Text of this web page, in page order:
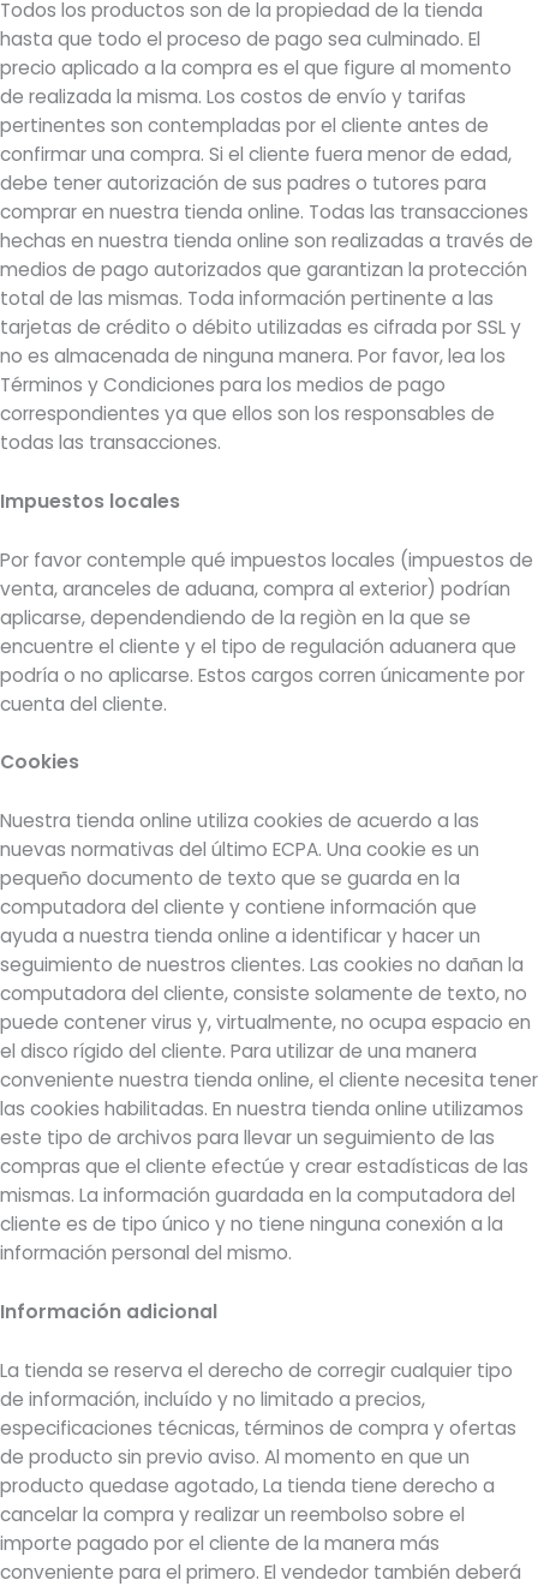
Todos los productos son de la propiedad de la tienda
hasta que todo el proceso de pago sea culminado. El
precio aplicado a la compra es el que figure al momento
de realizada la misma. Los costos de envío y tarifas
pertinentes son contempladas por el cliente antes de
confirmar una compra. Si el cliente fuera menor de edad,
debe tener autorización de sus padres o tutores para
comprar en nuestra tienda online. Todas las transacciones
hechas en nuestra tienda online son realizadas a través de
medios de pago autorizados que garantizan la protección
total de las mismas. Toda información pertinente a las
tarjetas de crédito o débito utilizadas es cifrada por SSL y
no es almacenada de ninguna manera. Por favor, lea los
Términos y Condiciones para los medios de pago
correspondientes ya que ellos son los responsables de
todas las transacciones.
Impuestos locales
Por favor contemple qué impuestos locales (impuestos de
venta, aranceles de aduana, compra al exterior) podrían
aplicarse, dependendiendo de la regiòn en la que se
encuentre el cliente y el tipo de regulación aduanera que
podría o no aplicarse. Estos cargos corren únicamente por
cuenta del cliente.
Cookies
Nuestra tienda online utiliza cookies de acuerdo a las
nuevas normativas del último ECPA. Una cookie es un
pequeño documento de texto que se guarda en la
computadora del cliente y contiene información que
ayuda a nuestra tienda online a identificar y hacer un
seguimiento de nuestros clientes. Las cookies no dañan la
computadora del cliente, consiste solamente de texto, no
puede contener virus y, virtualmente, no ocupa espacio en
el disco rígido del cliente. Para utilizar de una manera
conveniente nuestra tienda online, el cliente necesita tener
las cookies habilitadas. En nuestra tienda online utilizamos
este tipo de archivos para llevar un seguimiento de las
compras que el cliente efectúe y crear estadísticas de las
mismas. La información guardada en la computadora del
cliente es de tipo único y no tiene ninguna conexión a la
información personal del mismo.
Información adicional
La tienda se reserva el derecho de corregir cualquier tipo
de información, incluído y no limitado a precios,
especificaciones técnicas, términos de compra y ofertas
de producto sin previo aviso. Al momento en que un
producto quedase agotado, La tienda tiene derecho a
cancelar la compra y realizar un reembolso sobre el
importe pagado por el cliente de la manera más
conveniente para el primero. El vendedor también deberá